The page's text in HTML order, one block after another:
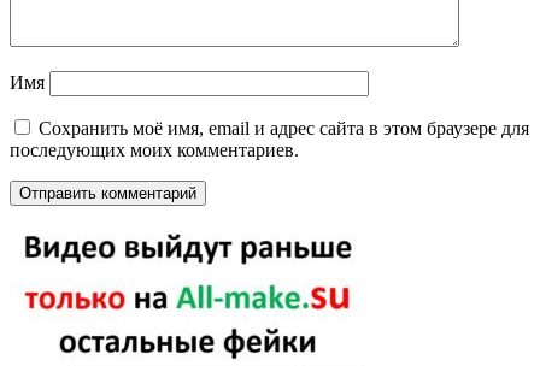
Имя
Сохранить моё имя, email и адрес сайта в этом браузере для
последующих моих комментариев.